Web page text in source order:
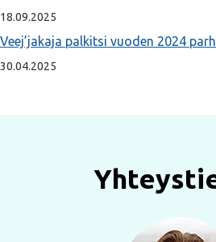
18.09.2025
Veej’jakaja palkitsi vuoden 2024
30.04.2025